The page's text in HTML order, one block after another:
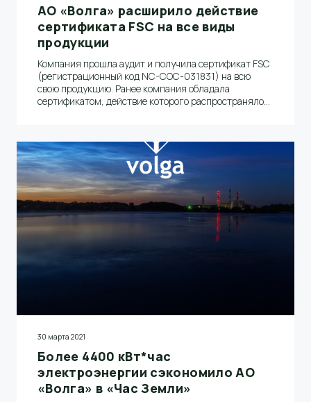
АО «Волга» расширило действие
сертификата FSC на все виды
продукции
Компания прошла аудит и получила сертификат FSC
(регистрационный код NC-COC-031831) на всю
свою продукцию. Ранее компания обладала
сертификатом, действие которого распространялось
сертификата – до февраля 2024 года. Код лицензии
FSC по использованию товарного знака: FSC-
C146241. Знак FSC подтверждает легальное и
ответственное происхождение бумаги производства
АО «Волга».
30 марта 2021
Более 4400 кВт*час
электроэнергии сэкономило АО
«Волга» в «Час Земли»